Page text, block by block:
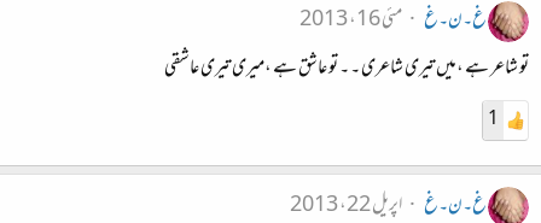
غ۔ن۔غ
مئی 16، 2013
تو شاعر ہے ،میں تیری شاعری ۔ ۔ تو عاشق ہے ،میری تیری عاشقی
1
غ۔ن۔غ
اپریل 22، 2013